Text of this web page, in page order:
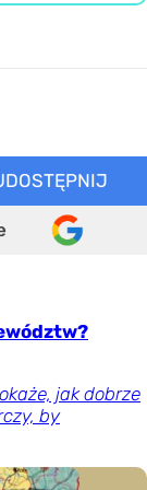
jak dobrze
by